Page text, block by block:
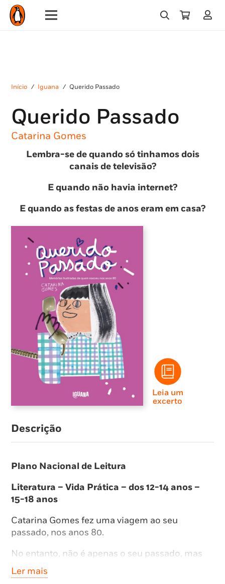
Início / Iguana / Querido Passado
Querido Passado
Catarina Gomes
Lembra-se de quando só tinhamos dois
canais de televisão?
E quando não havia internet?
E quando as festas de anos eram em casa?
Leia um
excerto
Descrição
Plano Nacional de Leitura
Literatura – Vida Prática – dos 12-14 anos –
15-18 anos
Catarina Gomes fez uma viagem ao seu
passado, nos anos 80.
No entanto, não é apenas o seu passado, mas
de toda uma geração nascida da década de 80,
a última a partilhar os mesmos desenhos
Ler mais